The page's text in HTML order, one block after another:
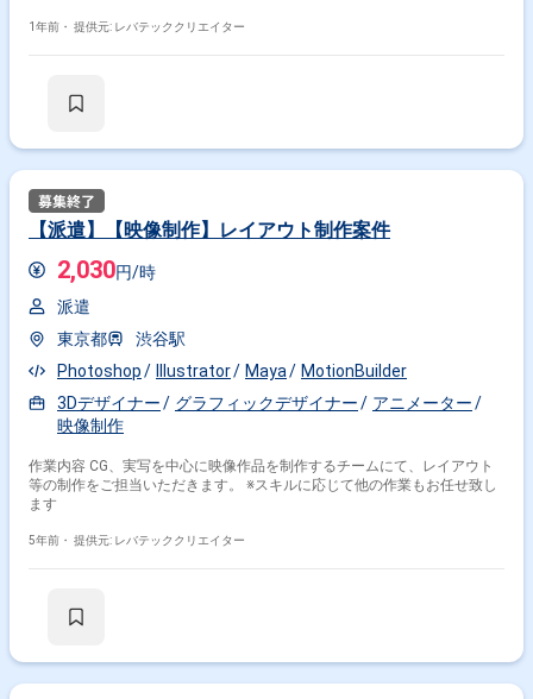
製作補佐 (映像チェック、音源チェック、冊子等の制作、校正など) ・そ
1年前・ 提供元: レバテッククリエイター
【派遣】【映像制作】レイアウト制作案件
2,030円/時
派遣
東京都
渋谷駅
Photoshop
Illustrator Maya
MotionBuilder
3Dデザイナー
グラフィックデザイナー
アニメーター
映像制作
作業内容 CG、実写を中心に映像作品を制作するチームにて、レイアウト
等の制作をご担当いただきます。 ※スキルに応じて他の作業もお任せ致し
ます
5年前・ 提供元: レバテッククリエイター